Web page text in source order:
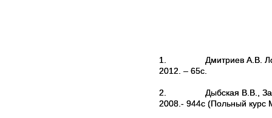
1.
Дмитриев А.В.
2012. – 65с.
2.
Дыбская В.В.,
2008.- 944с (Польный курс